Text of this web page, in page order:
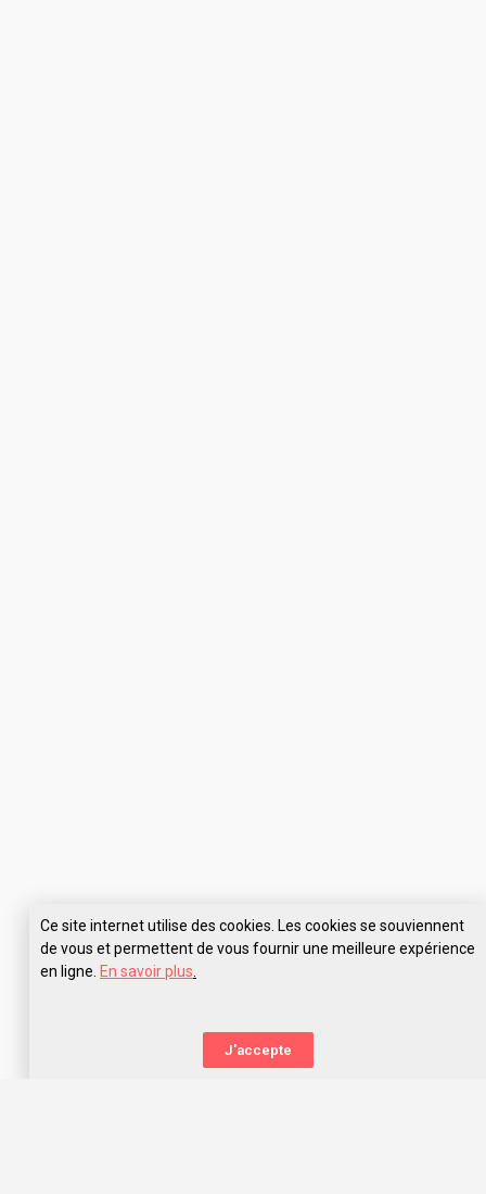
Ce site internet utilise des cookies. Les cookies se souviennent
de vous et permettent de vous fournir une meilleure expérience
en ligne. En savoir plus
J'accepte